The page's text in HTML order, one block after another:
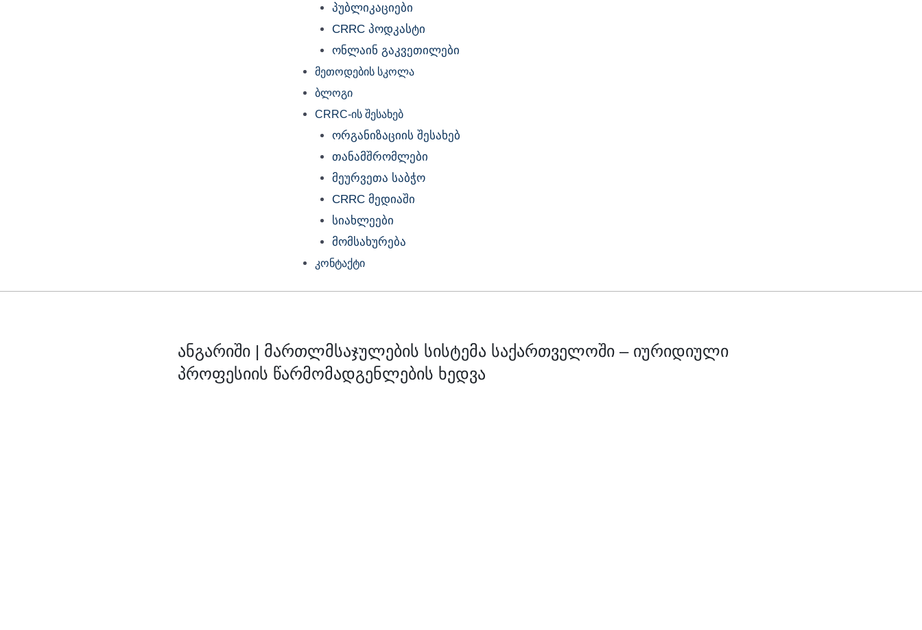
პუბლიკაციები
CRRC პოდკასტი
ონლაინ გაკვეთილები
მეთოდების სკოლა
ბლოგი
CRRC-ის შესახებ
ორგანიზაციის შესახებ
თანამშრომლები
მეურვეთა საბჭო
CRRC მედიაში
სიახლეები
მომსახურება
კონტაქტი
ანგარიში | მართლმსაჯულების სისტემა საქართველოში – იურიდიული
პროფესიის წარმომადგენლების ხედვა